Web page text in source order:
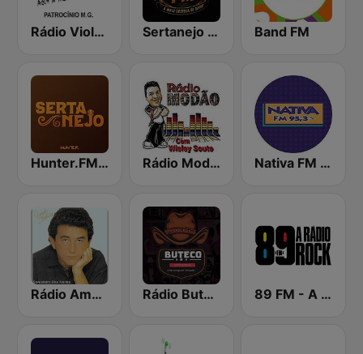
Rádio Viola Caipira Sertanejo FM Band FM
Hunter.FM - Sertanejo Rádio Modão Nativa FM - São Paulo
Rádio Amado Batista Rádio Buteco Sertanejo 89 FM - A Rádio Rock